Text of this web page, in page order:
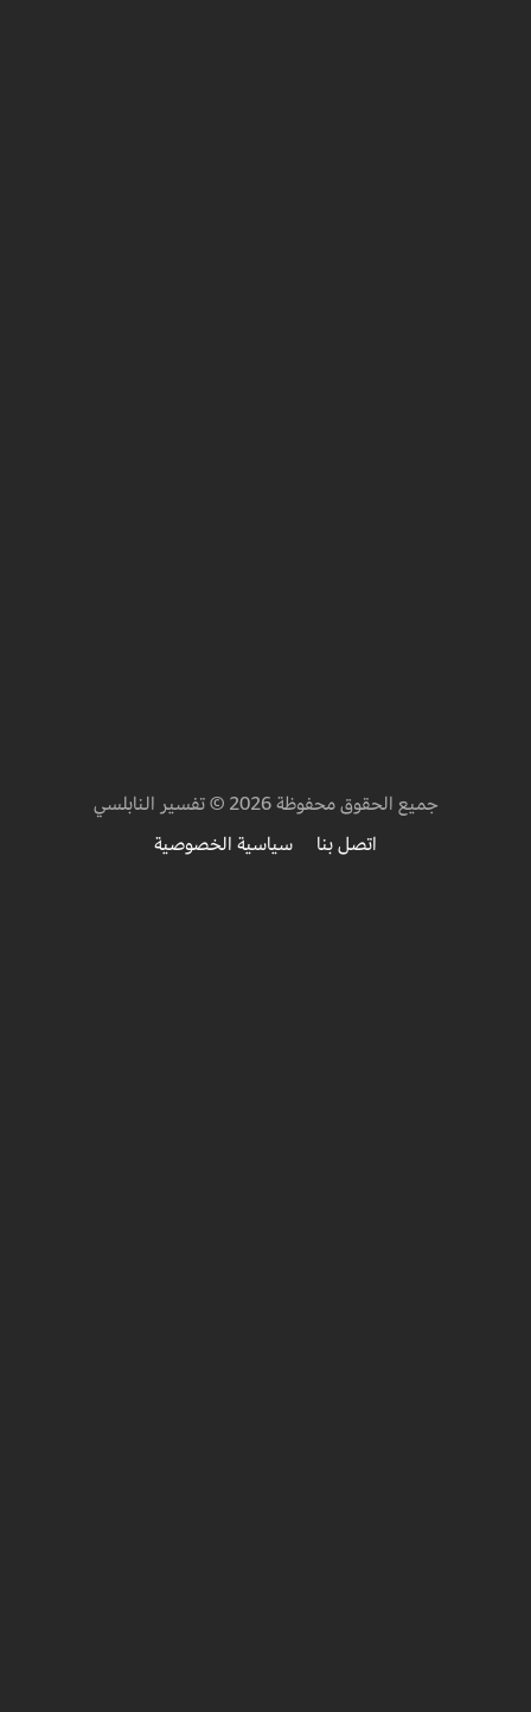
جميع الحقوق محفوظة 2026 © تفسير النابلسي
اتصل بنا
سياسية الخصوصية